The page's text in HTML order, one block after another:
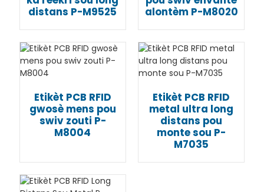
distans P-M9525
alontèm P-M8020
Etikèt PCB RFID
gwosè mens pou
swiv zouti P-
M8004
Etikèt PCB RFID
metal ultra long
distans pou
monte sou P-
M7035